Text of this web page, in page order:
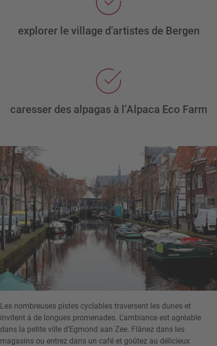
explorer le village d’artistes de Bergen
caresser des alpagas à l’Alpaca Eco Farm
Les nombreuses pistes cyclables traversent les dunes et
invitent à de longues promenades. L’ambiance est agréable
dans la petite ville d’Egmond aan Zee. Flânez dans les
magasins ou entrez dans un café et goûtez au délicieux